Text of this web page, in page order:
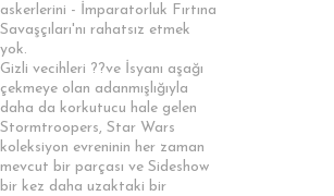
askerlerini - İmparatorluk Fırtına
Savaşçıları'nı rahatsız etmek
yok.
Gizli vecihleri ??ve İsyanı aşağı
çekmeye olan adanmışlığıyla
daha da korkutucu hale gelen
Stormtroopers, Star Wars
koleksiyon evreninin her zaman
mevcut bir parçası ve Sideshow
bir kez daha uzaktaki bir